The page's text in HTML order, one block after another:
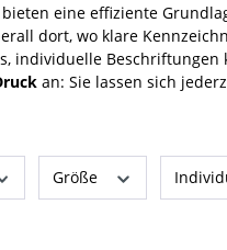
eine effiziente
dort, wo klare
individuelle
an: Sie lassen sich
Größe